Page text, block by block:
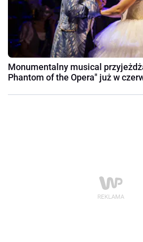
Monumentalny musical
Phantom of the Opera" już w